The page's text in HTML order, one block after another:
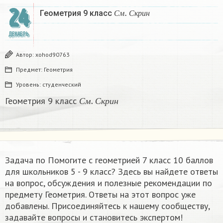
24
ДЕКАБРЬ
Геометрия 9 класс См С кр и н
С м .Ск рин
Автор: xohod90763
Предмет: Геометрия
Уровень: студенческий
Геометрия 9 класс См Скр ин
Задача по Помогите с геометрией 7 класс 10 баллов
для школьников 5 - 9 класс? Здесь вы найдете ответы
на вопрос, обсуждения и полезные рекомендации по
предмету Геометрия. Ответы на этот вопрос уже
добавлены. Присоединяйтесь к нашему сообществу,
задавайте вопросы и становитесь экспертом!